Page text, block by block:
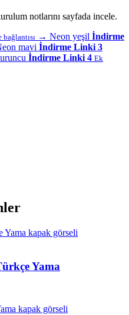
notlarını sayfada incele.
→ Neon yeşil İndirme
mavi İndirme Linki 3
İndirme Linki 4 Ek
Yama